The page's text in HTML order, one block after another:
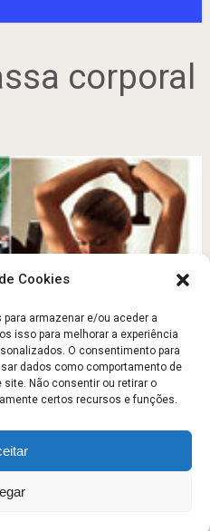
Cookies
armazenar e/ou aceder a
isso para melhorar a experiência
O consentimento para
dados como comportamento de
Não consentir ou retirar o
certos recursos e funções.
corporal
© 2026.